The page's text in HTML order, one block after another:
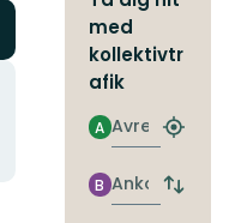
med
kollektivtr
afik
Avresa
A
Hitta
Ankomst
B
Byt